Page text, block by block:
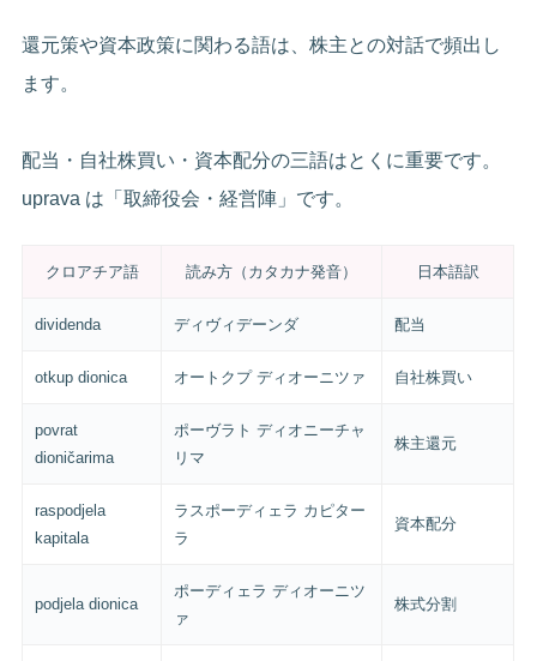
還元策や資本政策に関わる語は、株主との対話で頻出し
ます。
配当・自社株買い・資本配分の三語はとくに重要です。
uprava は「取締役会・経営陣」です。
クロアチア語 読み方（カタカナ発音） 日本語訳
dividenda ディヴィデーンダ 配当
otkup dionica オートクプ ディオーニツァ 自社株買い
povrat
dioničarima
ポーヴラト ディオニーチャ
リマ
株主還元
raspodjela
kapitala
ラスポーディェラ カピター
ラ
資本配分
podjela dionica
ポーディェラ ディオーニツ
ァ
株式分割